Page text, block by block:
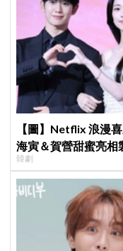
【圖】Netflix 浪漫
海寅＆賀營甜蜜亮相
待
韓劇